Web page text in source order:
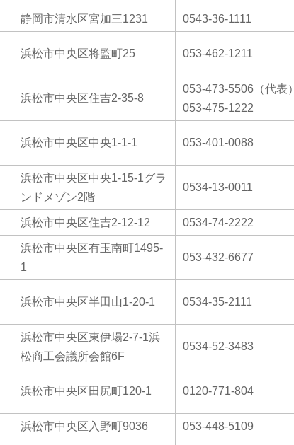
静岡市清水区宮加三1231 0543-36-1111
浜松市中央区将監町25 053-462-1211
浜松市中央区住吉2-35-8
053-473-5506（代表）
053-475-1222
浜松市中央区中央1-1-1 053-401-0088
浜松市中央区中央1-15-1グラ
ンドメゾン2階
0534-13-0011
浜松市中央区住吉2-12-12 0534-74-2222
浜松市中央区有玉南町1495-
1
053-432-6677
浜松市中央区半田山1-20-1 0534-35-2111
浜松市中央区東伊場2-7-1浜
松商工会議所会館6F
0534-52-3483
浜松市中央区田尻町120-1 0120-771-804
浜松市中央区入野町9036 053-448-5109